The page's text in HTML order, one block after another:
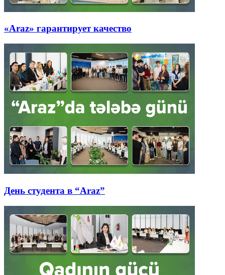
«Araz» гарантирует качество
День студента в “Araz”